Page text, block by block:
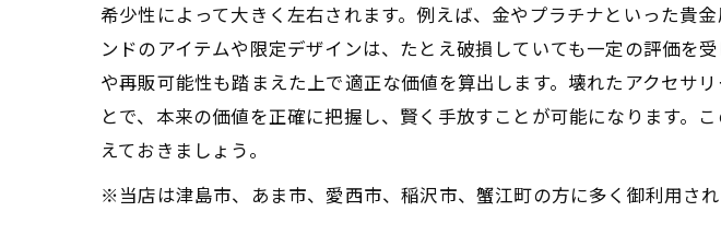
希少性によって大きく左右されます。例えば、金やプラチナといった貴
ンドのアイテムや限定デザインは、たとえ破損していても一定の評価を
や再販可能性も踏まえた上で適正な価値を算出します。壊れたアクセサ
とで、本来の価値を正確に把握し、賢く手放すことが可能になります。
えておきましょう。
※当店は津島市、あま市、愛西市、稲沢市、蟹江町の方に多く御利用され